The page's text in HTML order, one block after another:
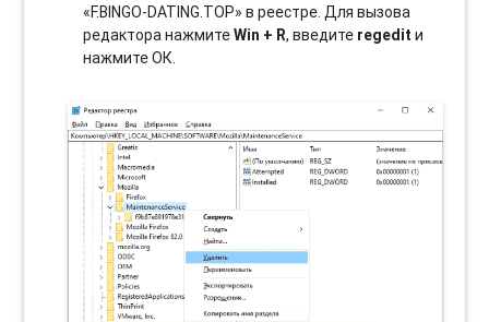
«F.BINGO-DATING.TOP» в реестре. Для вызова
редактора нажмитеWin + R, введите regedit и
нажмите ОК.